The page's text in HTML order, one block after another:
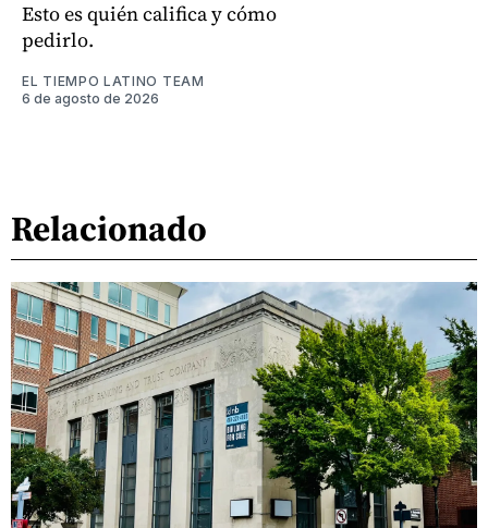
Esto es quién califica y cómo
pedirlo.
EL TIEMPO LATINO TEAM
6 de agosto de 2026
Relacionado